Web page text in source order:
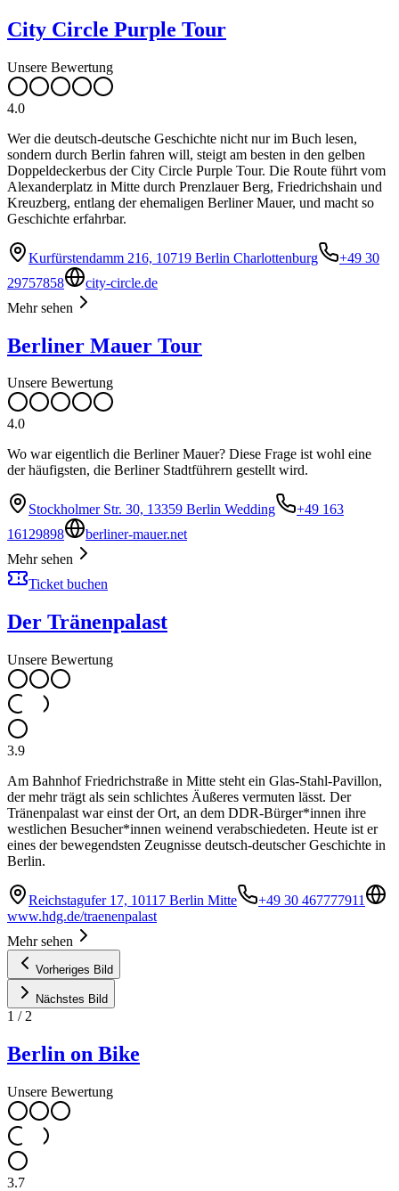
City Circle Purple Tour
Unsere Bewertung
4.0
Wer die deutsch-deutsche Geschichte nicht nur im Buch lesen,
sondern durch Berlin fahren will, steigt am besten in den gelben
Doppeldeckerbus der City Circle Purple Tour. Die Route führt vom
Alexanderplatz in Mitte durch Prenzlauer Berg, Friedrichshain und
Kreuzberg, entlang der ehemaligen Berliner Mauer, und macht so
Geschichte erfahrbar.
Kurfürstendamm 216, 10719 Berlin Charlottenburg
+49 30
29757858
city-circle.de
Mehr sehen
Berliner Mauer Tour
Unsere Bewertung
4.0
Wo war eigentlich die Berliner Mauer? Diese Frage ist wohl eine
der häufigsten, die Berliner Stadtführern gestellt wird.
Stockholmer Str. 30, 13359 Berlin Wedding
+49 163
16129898
berliner-mauer.net
Mehr sehen
Ticket buchen
Der Tränenpalast
Unsere Bewertung
3.9
Am Bahnhof Friedrichstraße in Mitte steht ein Glas-Stahl-Pavillon,
der mehr trägt als sein schlichtes Äußeres vermuten lässt. Der
Tränenpalast war einst der Ort, an dem DDR-Bürger*innen ihre
westlichen Besucher*innen weinend verabschiedeten. Heute ist er
eines der bewegendsten Zeugnisse deutsch-deutscher Geschichte in
Berlin.
Reichstagufer 17, 10117 Berlin Mitte
+49 30 467777911
www.hdg.de/traenenpalast
Mehr sehen
Vorheriges Bild
Nächstes Bild
1 / 2
Berlin on Bike
Unsere Bewertung
3.7